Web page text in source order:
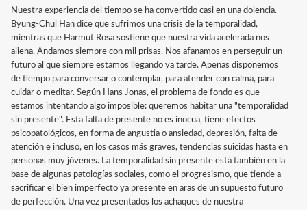
Nuestra experiencia del tiempo se ha convertido casi en una dolencia.
Byung-Chul Han dice que sufrimos una crisis de la temporalidad,
mientras que Harmut Rosa sostiene que nuestra vida acelerada nos
aliena. Andamos siempre con mil prisas. Nos afanamos en perseguir un
futuro al que siempre estamos llegando ya tarde. Apenas disponemos
de tiempo para conversar o contemplar, para atender con calma, para
cuidar o meditar. Según Hans Jonas, el problema de fondo es que
estamos intentando algo imposible: queremos habitar una "temporalidad
sin presente". Esta falta de presente no es inocua, tiene efectos
psicopatológicos, en forma de angustia o ansiedad, depresión, falta de
atención e incluso, en los casos más graves, tendencias suicidas hasta en
personas muy jóvenes. La temporalidad sin presente está también en la
base de algunas patologías sociales, como el progresismo, que tiende a
sacrificar el bien imperfecto ya presente en aras de un supuesto futuro
de perfección. Una vez presentados los achaques de nuestra